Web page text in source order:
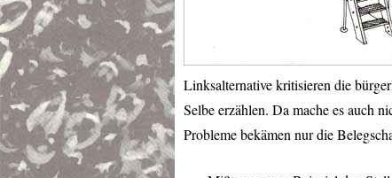
Linksalternative kritisieren die
Selbe erzählen. Da mache es auch
Probleme bekämen nur die